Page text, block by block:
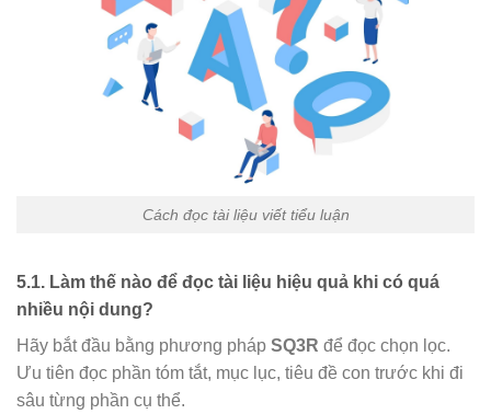
Cách đọc tài liệu viết tiểu luận
5.1. Làm thế nào để đọc tài liệu hiệu quả khi có quá
nhiều nội dung?
Hãy bắt đầu bằng phương pháp SQ3R để đọc chọn lọc.
Ưu tiên đọc phần tóm tắt, mục lục, tiêu đề con trước khi đi
sâu từng phần cụ thể.